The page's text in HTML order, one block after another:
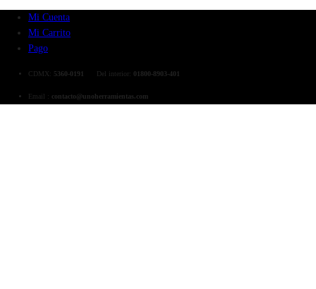
Mi Cuenta
Mi Carrito
Pago
CDMX: 5360-0191 Del interior: 01800-8903-401
Email : contacto@unoherramientas.com